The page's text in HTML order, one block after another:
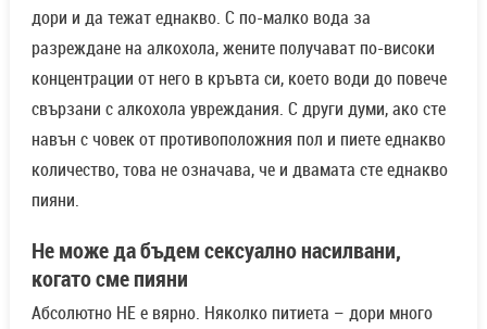
дори и да тежат еднакво. С по-малко вода за
разреждане на алкохола, жените получават по-високи
концентрации от него в кръвта си, което води до повече
свързани с алкохола увреждания. С други думи, ако сте
навън с човек от противоположния пол и пиете еднакво
количество, това не означава, че и двамата сте еднакво
пияни.
Не може да бъдем сексуално насилвани,
когато сме пияни
Абсолютно НЕ е вярно. Няколко питиета – дори много